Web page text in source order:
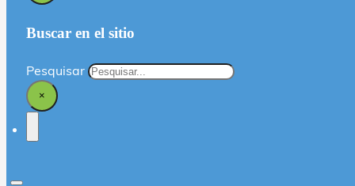
Buscar en el sitio
Pesquisar
×